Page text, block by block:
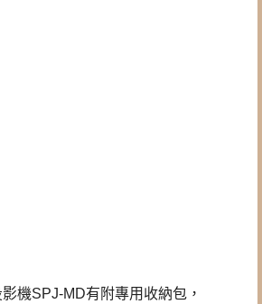
機SPJ-MD有附專用收納包，